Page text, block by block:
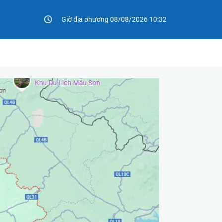
Giờ địa phương 08/08/2026 10:32